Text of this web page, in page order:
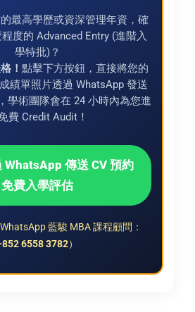
最高學歷或資深管理年資，確
度的 Advanced Entry (進階入
學特批)？
！ 點擊下方按鈕，直接將您的
績單照片透過 WhatsApp 發送
學術團隊會在 24 小時內為您進
費 Credit Audit！
WhatsApp 傳送 CV 預約
免費入學評估
藍駿 MBA 課程顧問：
6558 3782）